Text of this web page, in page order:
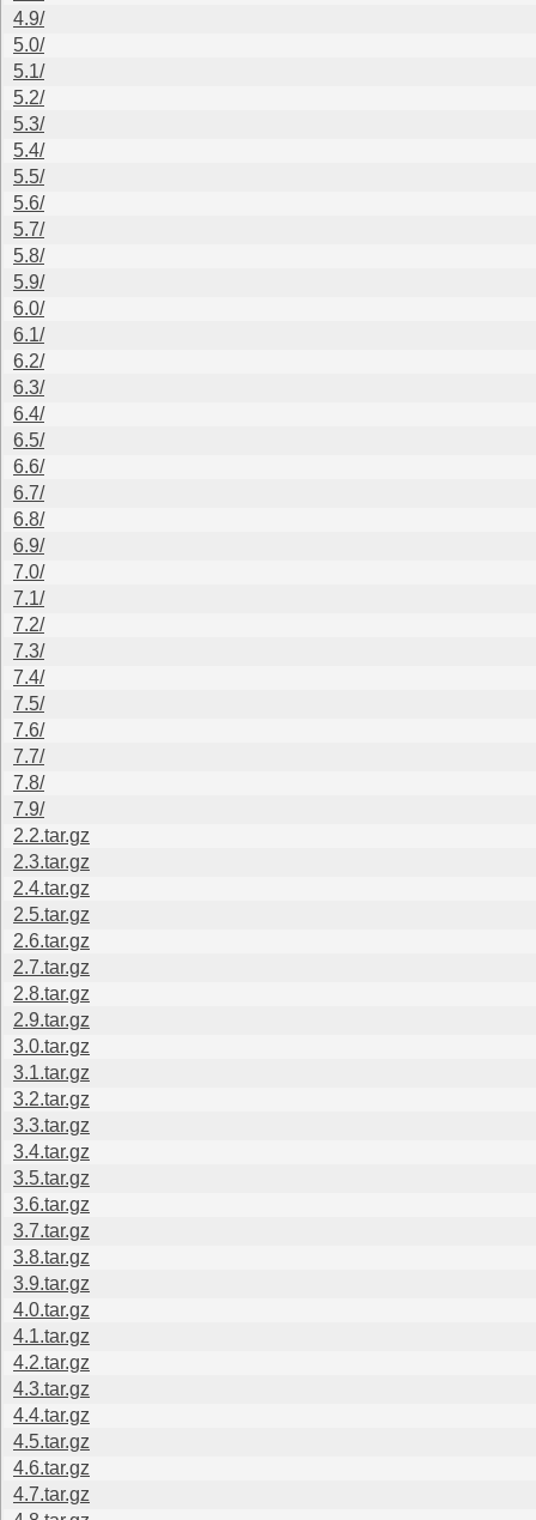
4.9/
5.0/
5.1/
5.2/
5.3/
5.4/
5.5/
5.6/
5.7/
5.8/
5.9/
6.0/
6.1/
6.2/
6.3/
6.4/
6.5/
6.6/
6.7/
6.8/
6.9/
7.0/
7.1/
7.2/
7.3/
7.4/
7.5/
7.6/
7.7/
7.8/
7.9/
2.2.tar.gz
2.3.tar.gz
2.4.tar.gz
2.5.tar.gz
2.6.tar.gz
2.7.tar.gz
2.8.tar.gz
2.9.tar.gz
3.0.tar.gz
3.1.tar.gz
3.2.tar.gz
3.3.tar.gz
3.4.tar.gz
3.5.tar.gz
3.6.tar.gz
3.7.tar.gz
3.8.tar.gz
3.9.tar.gz
4.0.tar.gz
4.1.tar.gz
4.2.tar.gz
4.3.tar.gz
4.4.tar.gz
4.5.tar.gz
4.6.tar.gz
4.7.tar.gz